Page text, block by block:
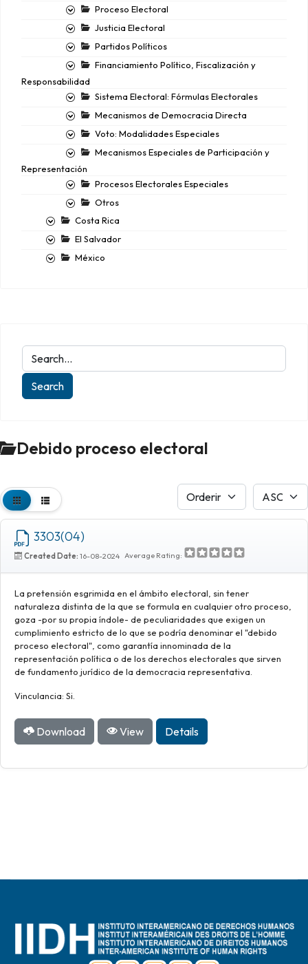
Proceso Electoral
Justicia Electoral
Partidos Políticos
Financiamiento Político, Fiscalización y
Responsabilidad
Sistema Electoral: Fórmulas Electorales
Mecanismos de Democracia Directa
Voto: Modalidades Especiales
Mecanismos Especiales de Participación y
Representación
Procesos Electorales Especiales
Otros
Costa Rica
El Salvador
México
Debido proceso electoral
3303(04)
Created Date: 16-08-2024 Average Rating:
La pretensión esgrimida en el ámbito electoral, sin tener
naturaleza distinta de la que se formula en cualquier otro proceso,
goza -por su propia índole- de peculiaridades que exigen un
cumplimiento estricto de lo que se podría denominar el "debido
proceso electoral", como garantía innominada de la
representación política o de los derechos electorales que sirven
de fundamento jurídico de la democracia representativa.
Vinculancia: Si.
Download View Details